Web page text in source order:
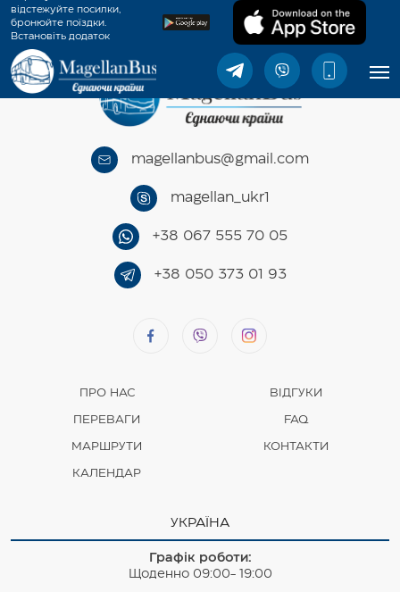
відстежуйте посилки,
бронюйте поїздки.
Встановіть додаток
MagellanBus.
magellanbus@gmail.com
magellan_ukr1
+38 067 555 70 05
+38 050 373 01 93
ПРО НАС
ПЕРЕВАГИ
МАРШРУТИ
КАЛЕНДАР
ВІДГУКИ
FAQ
КОНТАКТИ
УКРАЇНА
Графік роботи:
Щоденно 09:00- 19:00